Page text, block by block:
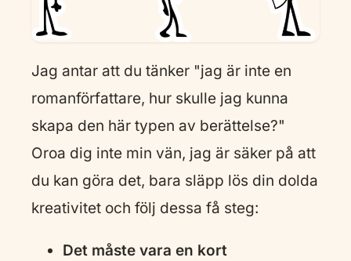
Jag antar att du tänker "jag är inte en
romanförfattare, hur skulle jag kunna
skapa den här typen av berättelse?"
Oroa dig inte min vän, jag är säker på att
du kan göra det, bara släpp lös din dolda
kreativitet och följ dessa få steg:
Det måste vara en kort